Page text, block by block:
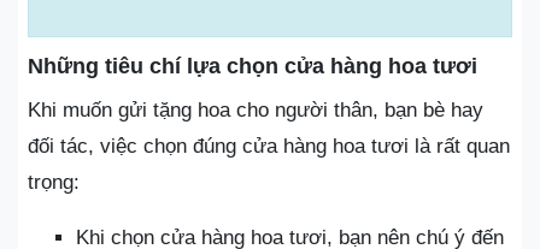
Những tiêu chí lựa chọn cửa hàng hoa tươi
Khi muốn gửi tặng hoa cho người thân, bạn bè hay
đối tác, việc chọn đúng cửa hàng hoa tươi là rất quan
trọng:
Khi chọn cửa hàng hoa tươi, bạn nên chú ý đến